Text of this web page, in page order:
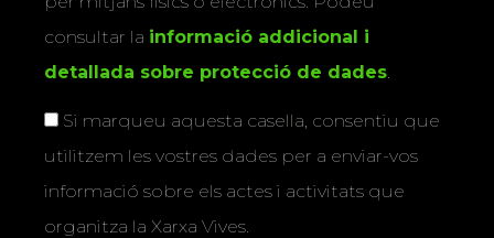
consultar la informació addicional i
detallada sobre protecció de dades.
Si marqueu aquesta casella, consentiu que
utilitzem les vostres dades per a enviar-vos
informació sobre els actes i activitats que
organitza la Xarxa Vives.